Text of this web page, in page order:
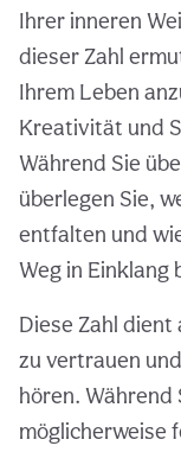
Ihrer inneren
dieser Zahl
Ihrem Leben
Kreativität und
Während Sie
überlegen Sie,
entfalten und
Weg in Einklang
Diese Zahl
zu vertrauen
hören. Während
möglicherweise